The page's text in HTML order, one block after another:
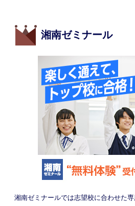
湘南ゼミナール
湘南ゼミナールでは志望校に合わせた